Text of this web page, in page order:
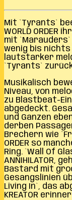
Mit `Tyrants`
WORLD ORDER
mit `Marauders`
wenig bis nichts
lautstarker
`Tyrants`
Musikalisch
Niveau, von
zu Blastbeat-
abgedeckt.
und Ganzen
derben
Brechern wie
ORDER so
Ring. `Wall Of
ANNIHILATOR,
Bastard mit
Gesangslinien
Living In`, das
KREATOR